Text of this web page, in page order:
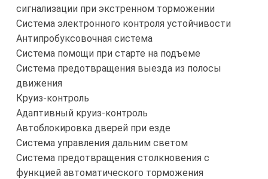
сигнализации при экстренном торможении
Система электронного контроля устойчивости
Антипробуксовочная система
Система помощи при старте на подъеме
Система предотвращения выезда из полосы
движения
Круиз-контроль
Адаптивный круиз-контроль
Автоблокировка дверей при езде
Система управления дальним светом
Система предотвращения столкновения с
функцией автоматического торможения